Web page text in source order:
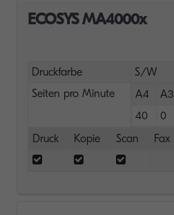
ECOSYS MA4000x
Druckfarbe
S/W
Seiten pro Minute
A4
A3
40
0
Druck
Kopie Scan Fax